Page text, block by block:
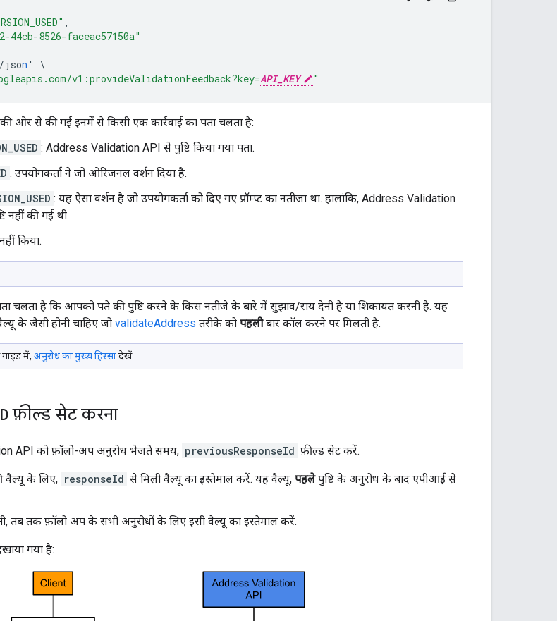
,
44cb-8526-faceac57150a"
/json '
\
v1:provideValidationFeedback?key=API_KEY "
ओर से की गई इनमें से किसी एक कार्रवाई का पता चलता है:
: Address Validation API से पुष्टि किया गया पता.
: उपयोगकर्ता ने जो ओरिजनल वर्शन दिया है.
: यह ऐसा वर्शन है जो उपयोगकर्ता को दिए गए प्रॉम्प्ट का नतीजा था. हालांकि, Address Validation
नहीं की गई थी.
किया.
चलता है कि आपको पते की पुष्टि करने के किस नतीजे के बारे में सुझाव/राय देनी है या शिकायत करनी है. यह
के जैसी होनी चाहिए जो validateAddress तरीके को पहलीबार कॉल करने पर मिलती है.
में, अनुरोध का मुख्य हिस्सादेखें.
फ़ील्ड सेट करना
API को फ़ॉलो-अप अनुरोध भेजते समय, previousResponseId फ़ील्ड सेट करें.
वैल्यू के लिए, responseId से मिली वैल्यू का इस्तेमाल करें. यह वैल्यू, पहलेपुष्टि के अनुरोध के बाद एपीआई से
तब तक फ़ॉलो अप के सभी अनुरोधों के लिए इसी वैल्यू का इस्तेमाल करें.
गया है: